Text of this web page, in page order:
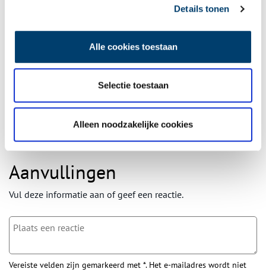
Details tonen
Alle cookies toestaan
Selectie toestaan
Alleen noodzakelijke cookies
Wilt u op de hoogte blijven van de mooiste verhalen en het
wekelijkse nieuwsbrief!
Bij inschrijving gaat u akkoord met onsprivacybeleid
Aanvullingen
Vul deze informatie aan of geef een reactie.
Vereiste velden zijn gemarkeerd met *. Het e-mailadres wordt niet